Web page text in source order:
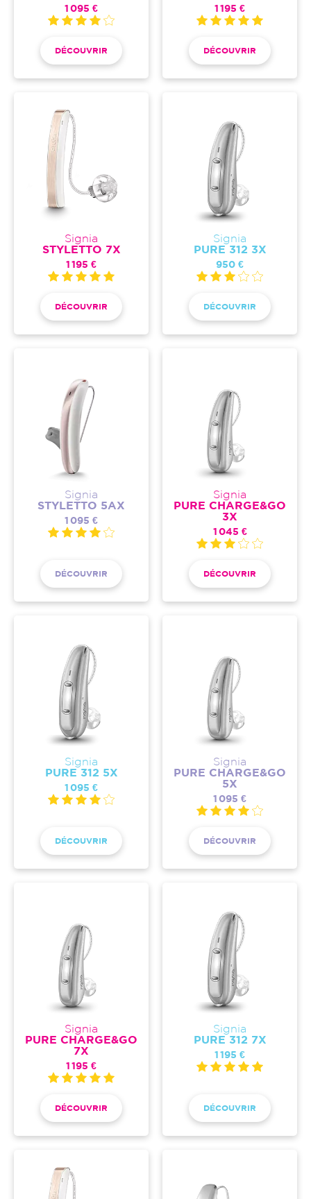
1 095 €
DÉCOUVRIR
1 195 €
DÉCOUVRIR
Signia
STYLETTO 7X
1 195 €
DÉCOUVRIR
Signia
PURE 312 3X
950 €
DÉCOUVRIR
Signia
STYLETTO 5AX
1 095 €
DÉCOUVRIR
Signia
PURE CHARGE&GO
3X
1 045 €
DÉCOUVRIR
Signia
PURE 312 5X
1 095 €
DÉCOUVRIR
Signia
PURE CHARGE&GO
5X
1 095 €
DÉCOUVRIR
Signia
PURE CHARGE&GO
7X
1 195 €
DÉCOUVRIR
Signia
PURE 312 7X
1 195 €
DÉCOUVRIR